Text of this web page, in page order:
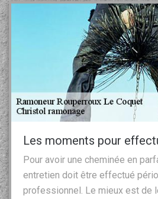
Les moments pour
Pour avoir une cheminée en
entretien doit être effectué
professionnel. Le mieux est de